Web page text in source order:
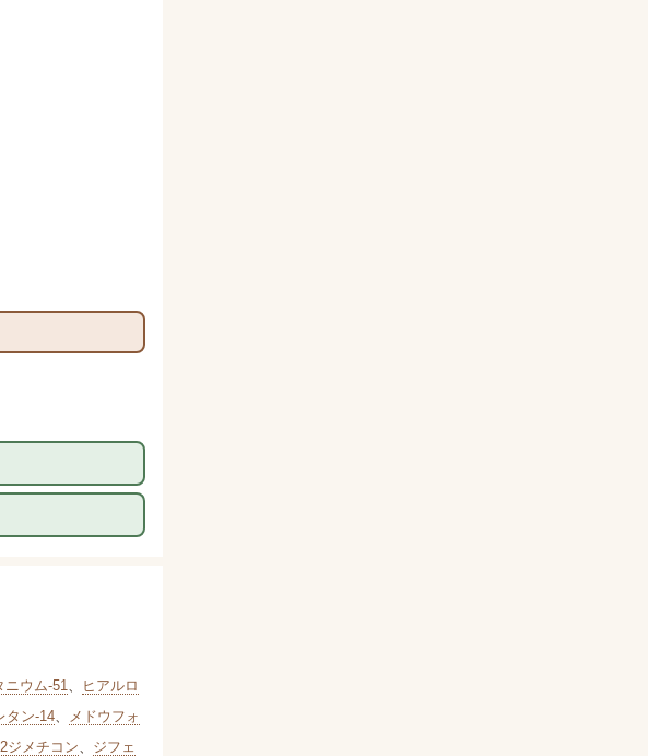
ニウム-51、
ヒアルロ
タン-14、
メドウフォ
ジメチコン、 ジフェ